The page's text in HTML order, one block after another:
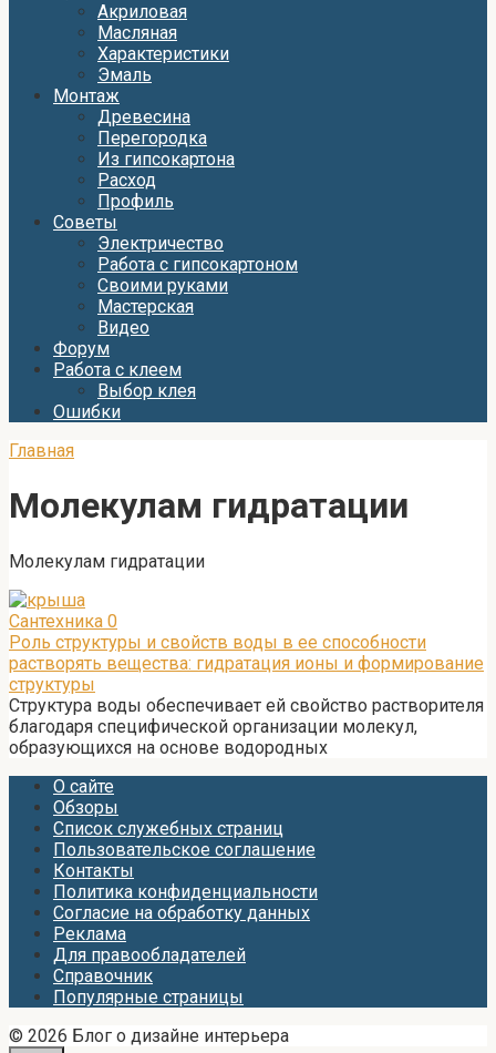
Акриловая
Масляная
Характеристики
Эмаль
Монтаж
Древесина
Перегородка
Из гипсокартона
Расход
Профиль
Советы
Электричество
Работа с гипсокартоном
Своими руками
Мастерская
Видео
Форум
Работа с клеем
Выбор клея
Ошибки
Главная
Молекулам гидратации
Молекулам гидратации
Сантехника 0
Роль структуры и свойств воды в ее способности
растворять вещества: гидратация ионы и формирование
структуры
Структура воды обеспечивает ей свойство растворителя
благодаря специфической организации молекул,
образующихся на основе водородных
О сайте
Обзоры
Список служебных страниц
Пользовательское соглашение
Контакты
Политика конфиденциальности
Согласие на обработку данных
Реклама
Для правообладателей
Справочник
Популярные страницы
© 2026 Блог о дизайне интерьера